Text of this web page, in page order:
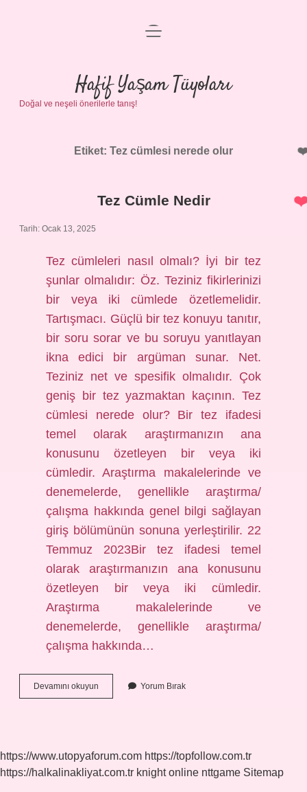
Anasayfa
Gizlilik Politikası
Yasal Uyarı
menüyü
Hafif Yaşam Tüyoları
Doğal ve neşeli önerilerle tanış!
Etiket: Tez cümlesi nerede olur
Tez Cümle Nedir
Tarih: Ocak 13, 2025
Tez cümleleri nasıl olmalı? İyi bir tez
şunlar olmalıdır: Öz. Teziniz fikirlerinizi
bir veya iki cümlede özetlemelidir.
Tartışmacı. Güçlü bir tez konuyu tanıtır,
bir soru sorar ve bu soruyu yanıtlayan
ikna edici bir argüman sunar. Net.
Teziniz net ve spesifik olmalıdır. Çok
geniş bir tez yazmaktan kaçının. Tez
cümlesi nerede olur? Bir tez ifadesi
temel olarak araştırmanızın ana
konusunu özetleyen bir veya iki
cümledir. Araştırma makalelerinde ve
denemelerde, genellikle araştırma/
çalışma hakkında genel bilgi sağlayan
giriş bölümünün sonuna yerleştirilir. 22
Temmuz 2023Bir tez ifadesi temel
olarak araştırmanızın ana konusunu
özetleyen bir veya iki cümledir.
Araştırma makalelerinde ve
denemelerde, genellikle araştırma/
çalışma hakkında…
Devamını okuyun
Cümle
Yorum Bırak
https://www.utopyaforum.com https://topfollow.com.tr
https://halkalinakliyat.com.tr knight online nttgame Sitemap